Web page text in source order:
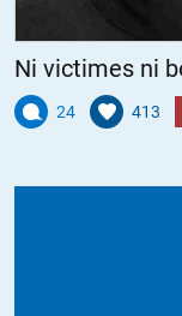
Ni victimes ni
24 413